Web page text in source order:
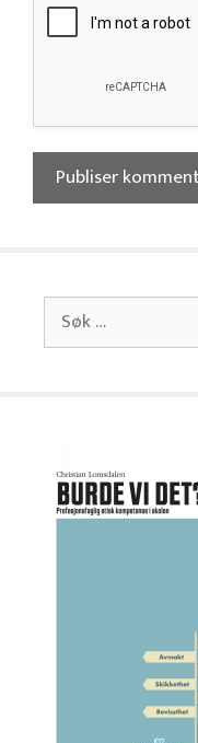
Søk
etter: